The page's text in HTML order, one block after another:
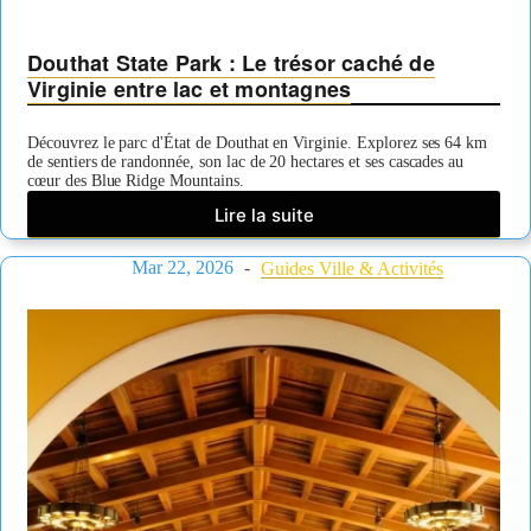
Douthat State Park : Le trésor caché de
Virginie entre lac et montagnes
Découvrez le parc d'État de Douthat en Virginie. Explorez ses 64 km
de sentiers de randonnée, son lac de 20 hectares et ses cascades au
cœur des Blue Ridge Mountains.
Lire la suite
Douthat
State
Park
Le
caché
de
Virginie
entre
lac
et
montagnes
Mar 22, 2026 Guides Ville & Activités